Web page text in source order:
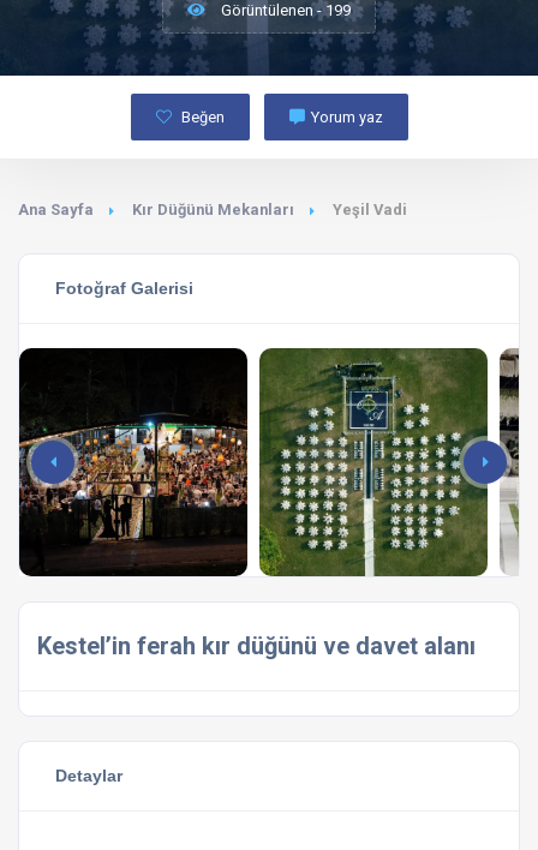
Görüntülenen - 199
Beğen Yorum yaz
Ana Sayfa Kır Düğünü Mekanları Yeşil Vadi
Fotoğraf Galerisi
Kestel’in ferah kır düğünü ve davet alanı
Detaylar